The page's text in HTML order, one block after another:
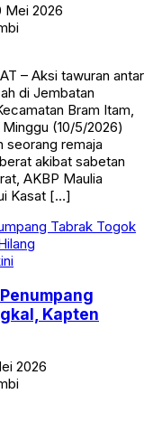
Mei 2026
– Aksi tawuran antar
di Jembatan
Bram Itam,
(10/5/2026)
seorang remaja
akibat sabetan
AKBP Maulia
Kasat […]
Kapten
2026